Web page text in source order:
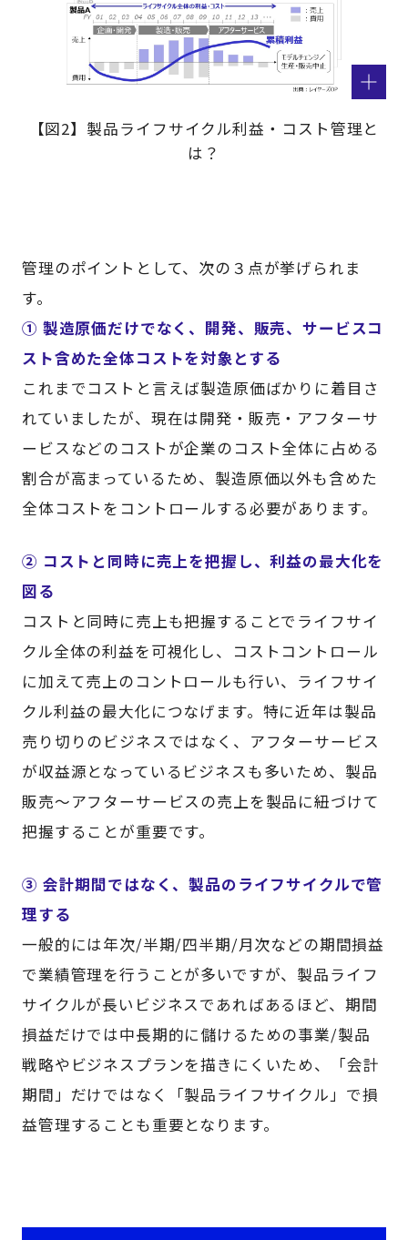
【図2】製品ライフサイクル利益・コスト管理と
は？
管理のポイントとして、次の３点が挙げられま
す。
① 製造原価だけでなく、開発、販売、サービスコ
スト含めた全体コストを対象とする
これまでコストと言えば製造原価ばかりに着目さ
れていましたが、現在は開発・販売・アフターサ
ービスなどのコストが企業のコスト全体に占める
割合が高まっているため、製造原価以外も含めた
全体コストをコントロールする必要があります。
② コストと同時に売上を把握し、利益の最大化を
図る
コストと同時に売上も把握することでライフサイ
クル全体の利益を可視化し、コストコントロール
に加えて売上のコントロールも行い、ライフサイ
クル利益の最大化につなげます。特に近年は製品
売り切りのビジネスではなく、アフターサービス
が収益源となっているビジネスも多いため、製品
販売～アフターサービスの売上を製品に紐づけて
把握することが重要です。
③ 会計期間ではなく、製品のライフサイクルで管
理する
一般的には年次/半期/四半期/月次などの期間損益
で業績管理を行うことが多いですが、製品ライフ
サイクルが長いビジネスであればあるほど、期間
損益だけでは中長期的に儲けるための事業/製品
戦略やビジネスプランを描きにくいため、「会計
期間」だけではなく「製品ライフサイクル」で損
益管理することも重要となります。